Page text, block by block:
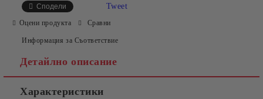
Сподели Tweet
Оцени продукта Сравни
Информация за Съответствие
Детайлно описание
Характеристики